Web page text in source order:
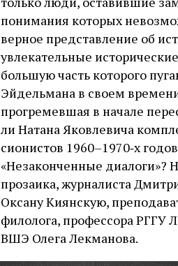
понимания которых
верное представление об
увлекательные
большую часть которого
Эйдельмана в своем
прогремевшая в начале
ли Натана Яковлевича
сионистов 1960–1970‑х
«Незаконченные диалоги»?
прозаика, журналиста
Оксану Киянскую,
филолога, профессора РГГУ
ВШЭ Олега Лекманова.